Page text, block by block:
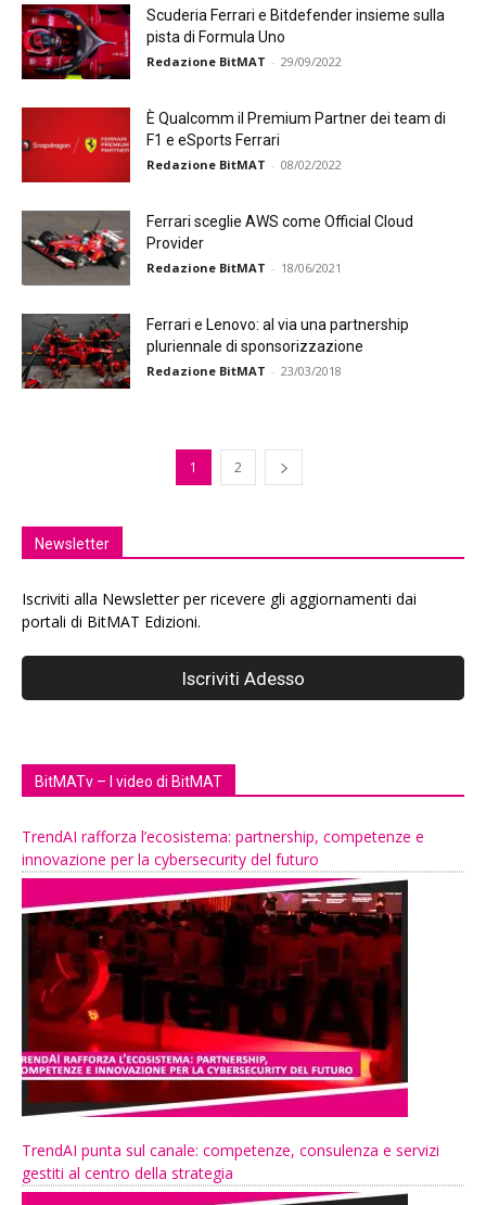
Scuderia Ferrari e Bitdefender insieme sulla
pista di Formula Uno
Redazione BitMAT - 29/09/2022
È Qualcomm il Premium Partner dei team di
F1 e eSports Ferrari
Redazione BitMAT - 08/02/2022
Ferrari sceglie AWS come Official Cloud
Provider
Redazione BitMAT - 18/06/2021
Ferrari e Lenovo: al via una partnership
pluriennale di sponsorizzazione
Redazione BitMAT - 23/03/2018
1 2
Newsletter
Iscriviti alla Newsletter per ricevere gli aggiornamenti dai
portali di BitMAT Edizioni.
BitMATv – I video di BitMAT
TrendAI rafforza l’ecosistema: partnership, competenze e
innovazione per la cybersecurity del futuro
TrendAI punta sul canale: competenze, consulenza e servizi
gestiti al centro della strategia